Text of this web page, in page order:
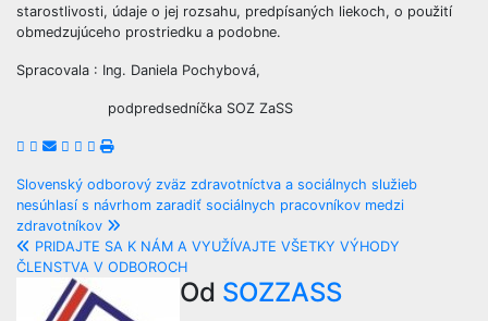
starostlivosti, údaje o jej rozsahu, predpísaných liekoch, o použití
obmedzujúceho prostriedku a podobne.
Spracovala : Ing. Daniela Pochybová,
podpredsedníčka SOZ ZaSS
Navigácia
v
článku
Slovenský odborový zväz zdravotníctva a sociálnych služieb
nesúhlasí s návrhom zaradiť sociálnych pracovníkov medzi
zdravotníkov
PRIDAJTE SA K NÁM A VYUŽÍVAJTE VŠETKY VÝHODY
ČLENSTVA V ODBOROCH
Od SOZZASS